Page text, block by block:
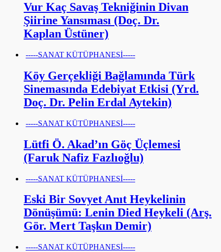
Vur Kaç Savaş Tekniğinin Divan
Şiirine Yansıması (Doç. Dr.
Kaplan Üstüner)
-----SANAT KÜTÜPHANESİ-----
Köy Gerçekliği Bağlamında Türk
Sinemasında Edebiyat Etkisi (Yrd.
Doç. Dr. Pelin Erdal Aytekin)
-----SANAT KÜTÜPHANESİ-----
Lütfi Ö. Akad’ın Göç Üçlemesi
(Faruk Nafiz Fazlıoğlu)
-----SANAT KÜTÜPHANESİ-----
Eski Bir Sovyet Anıt Heykelinin
Dönüşümü: Lenin Died Heykeli (Arş.
Gör. Mert Taşkın Demir)
-----SANAT KÜTÜPHANESİ-----